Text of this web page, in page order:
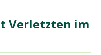
Verletzten im